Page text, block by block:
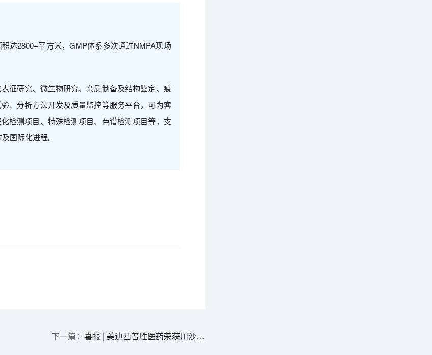
达2800+平方米，GMP体系多次通过NMPA现场
征研究、微生物研究、杂质制备及结构鉴定、痕
、分析方法开发及质量监控等服务平台，可为客
检测项目、特殊检测项目、色谱检测项目等，支
国际化进程。
喜报 | 美迪西普胜医药荣获川沙新镇“发展潜力奖”